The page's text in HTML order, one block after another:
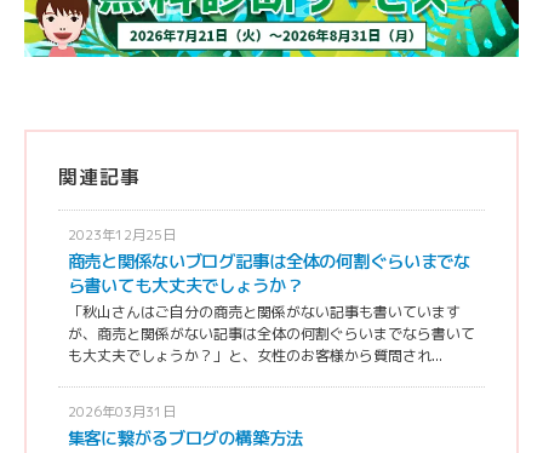
関連記事
2023年12月25日
商売と関係ないブログ記事は全体の何割ぐらいまでな
ら書いても大丈夫でしょうか？
「秋山さんはご自分の商売と関係がない記事も書いています
が、商売と関係がない記事は全体の何割ぐらいまでなら書いて
も大丈夫でしょうか？」と、女性のお客様から質問され...
2026年03月31日
集客に繋がるブログの構築方法